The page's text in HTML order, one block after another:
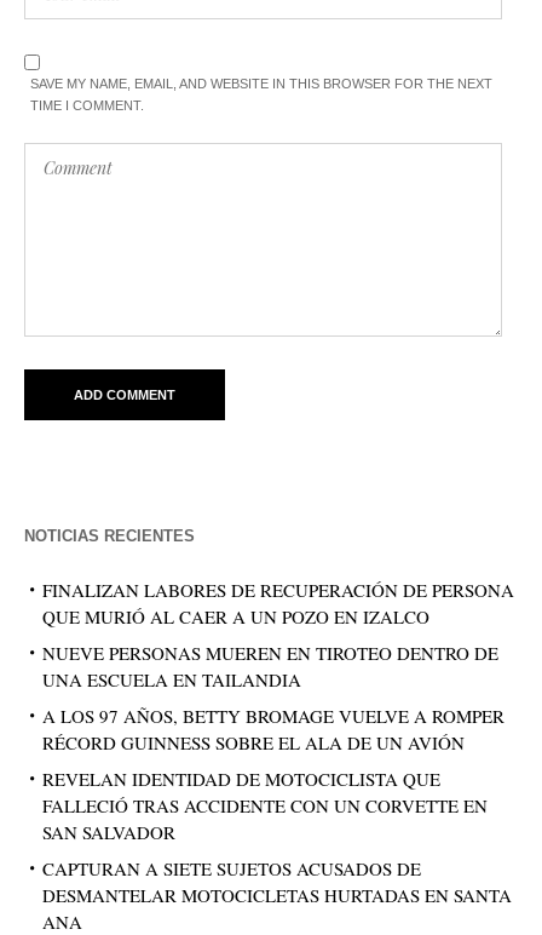
SAVE MY NAME, EMAIL, AND WEBSITE IN THIS BROWSER FOR THE NEXT
TIME I COMMENT.
NOTICIAS RECIENTES
FINALIZAN LABORES DE RECUPERACIÓN DE PERSONA
QUE MURIÓ AL CAER A UN POZO EN IZALCO
NUEVE PERSONAS MUEREN EN TIROTEO DENTRO DE
UNA ESCUELA EN TAILANDIA
A LOS 97 AÑOS, BETTY BROMAGE VUELVE A ROMPER
RÉCORD GUINNESS SOBRE EL ALA DE UN AVIÓN
REVELAN IDENTIDAD DE MOTOCICLISTA QUE
FALLECIÓ TRAS ACCIDENTE CON UN CORVETTE EN
SAN SALVADOR
CAPTURAN A SIETE SUJETOS ACUSADOS DE
DESMANTELAR MOTOCICLETAS HURTADAS EN SANTA
ANA